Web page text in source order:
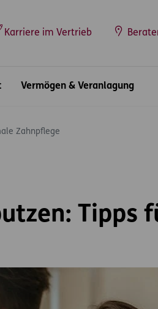
Karriere im Vertrieb
Vermögen & Veranlagung
Zahnpflege
Tipps